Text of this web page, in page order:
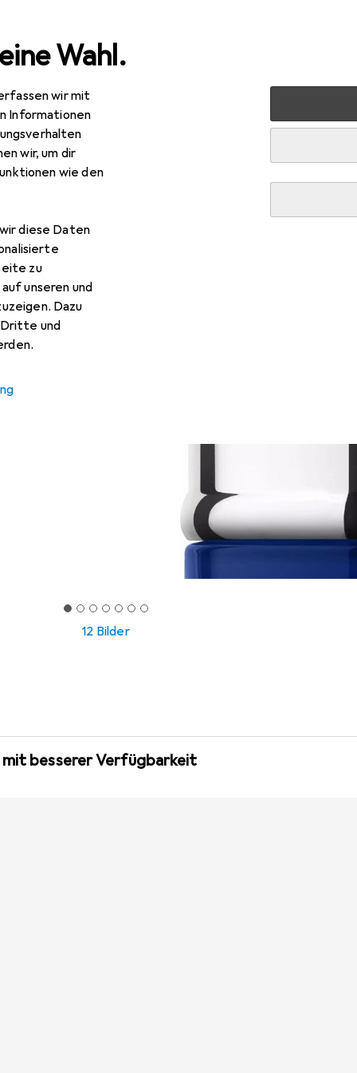
Wahl.
wir mit
Informationen
wir, um dir
wie den
diese Daten
zu
unseren und
Dazu
und
+ Gesundheit
12 Bilder
besserer Verfügbarkeit